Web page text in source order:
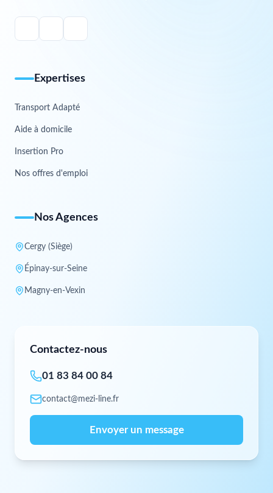
Expertises
Transport Adapté
Aide à domicile
Insertion Pro
Nos offres d'emploi
Nos Agences
Cergy (Siège)
Épinay-sur-Seine
Magny-en-Vexin
Contactez-nous
01 83 84 00 84
contact@mezi-line.fr
Envoyer un message